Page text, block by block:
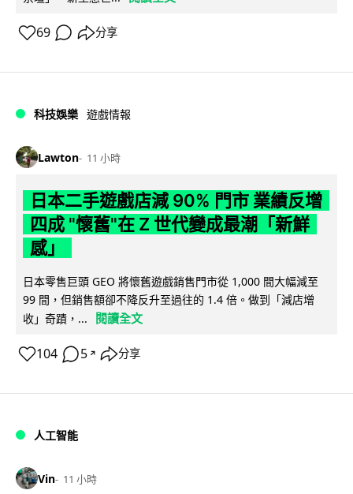
69 分享
科技娛樂 遊戲情報
Lawton 11 小時
日本二手遊戲店減 90% 門市 業績反增
四成 "懷舊"在 Z 世代變成最潮「新鮮
感」
日本零售巨頭 GEO 將懷舊遊戲銷售門市從 1,000 間大幅減至
99 間，但銷售額卻不降反升至過往的 1.4 倍。做到「減店增
收」奇蹟，...
閱讀全文
104 5 ↗ 分享
人工智能
Vin 11 小時